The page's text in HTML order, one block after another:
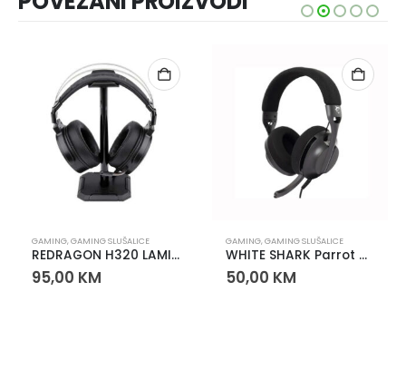
GAMING,GAMING SLUŠALICE
REDRAGON H320 LAMIA 2 RGB GAMING HEADSET 7.1
95,00 KM
GAMING,GAMING SLUŠALICE
WHITE SHARK Parrot Wireless Gaming Slušalice – Bežične, RGB, Gaming Headset
50,00 KM